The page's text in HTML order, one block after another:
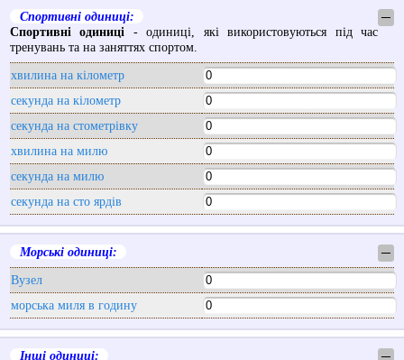
Спортивні одиниці:
─
Спортивні одиниці - одиниці, які використовуються під час
тренувань та на заняттях спортом.
хвилина на кілометр
секунда на кілометр
секунда на стометрівку
хвилина на милю
секунда на милю
секунда на сто ярдів
Морські одиниці:
─
Вузел
морська миля в годину
Інші одиниці:
─